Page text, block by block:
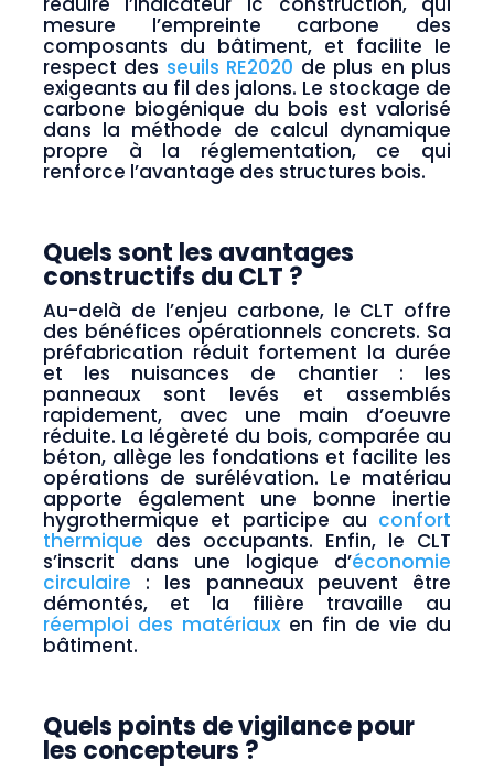
mesure l’empreinte carbone des
composants du bâtiment, et facilite le
respect des seuils RE2020 de plus en plus
exigeants au fil des jalons. Le stockage de
carbone biogénique du bois est valorisé
dans la méthode de calcul dynamique
propre à la réglementation, ce qui
renforce l’avantage des structures bois.
Quels sont les avantages
constructifs du CLT ?
Au-delà de l’enjeu carbone, le CLT offre
des bénéfices opérationnels concrets. Sa
préfabrication réduit fortement la durée
et les nuisances de chantier : les
panneaux sont levés et assemblés
rapidement, avec une main d’oeuvre
réduite. La légèreté du bois, comparée au
béton, allège les fondations et facilite les
opérations de surélévation. Le matériau
apporte également une bonne inertie
hygrothermique et participe au confort
thermique des occupants. Enfin, le CLT
s’inscrit dans une logique d’économie
circulaire : les panneaux peuvent être
démontés, et la filière travaille au
réemploi des matériauxen fin de vie du
bâtiment.
Quels points de vigilance pour
les concepteurs ?